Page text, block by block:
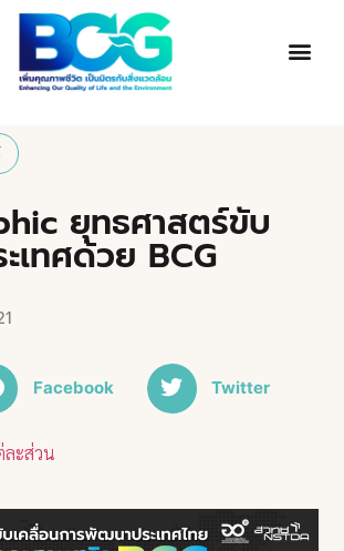
ยุทธศาสตร์ขับ
เทศด้วย BCG
Facebook Twitter
ละส่วน